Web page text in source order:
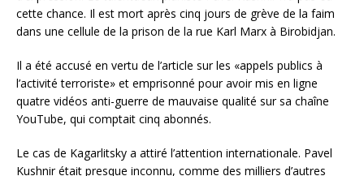
cette chance. Il est mort après cinq jours de grève de la faim
dans une cellule de la prison de la rue Karl Marx à Birobidjan.
Il a été accusé en vertu de l’article sur les «appels publics à
l’activité terroriste» et emprisonné pour avoir mis en ligne
quatre vidéos anti-guerre de mauvaise qualité sur sa chaîne
YouTube, qui comptait cinq abonnés.
Le cas de Kagarlitsky a attiré l’attention internationale. Pavel
Kushnir était presque inconnu, comme des milliers d’autres